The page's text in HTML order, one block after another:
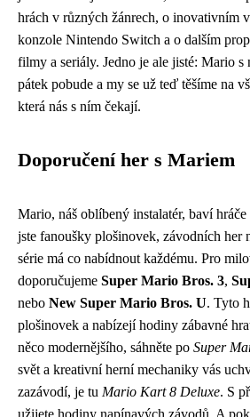
hrách v různých žánrech, o inovativním
konzole Nintendo Switch a o dalším
filmy a seriály. Jedno je ale jisté: Mario s
pátek pobude a my se už teď těšíme na
která nás s ním čekají.
Doporučení her s Mariem
Mario, náš oblíbený instalatér, baví
jste fanoušky plošinovek, závodních her
série má co nabídnout každému. Pro
doporučujeme Super Mario Bros. 3,
nebo New Super Mario Bros. U. Tyto
plošinovek a nabízejí hodiny zábavné
něco modernějšího, sáhněte po Super
svět a kreativní herní mechaniky vás
zazávodí, je tu Mario Kart 8 Deluxe. S
užijete hodiny napínavých závodů. A